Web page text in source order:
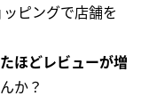
ピングで店舗を
ほどレビューが増
か？